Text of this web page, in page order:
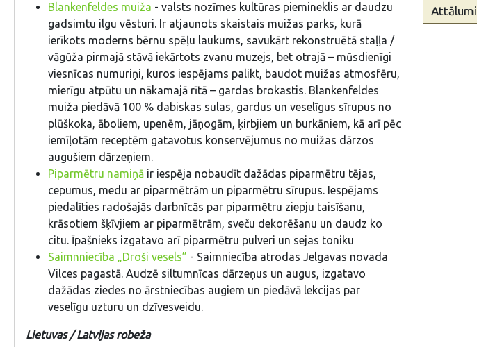
Blankenfeldes muiža - valsts nozīmes kultūras piemineklis ar daudzu
gadsimtu ilgu vēsturi. Ir atjaunots skaistais muižas parks, kurā
ierīkots moderns bērnu spēļu laukums, savukārt rekonstruētā staļļa /
vāgūža pirmajā stāvā iekārtots zvanu muzejs, bet otrajā – mūsdienīgi
viesnīcas numuriņi, kuros iespējams palikt, baudot muižas atmosfēru,
mierīgu atpūtu un nākamajā rītā – gardas brokastis. Blankenfeldes
muiža piedāvā 100 % dabiskas sulas, gardus un veselīgus sīrupus no
plūškoka, āboliem, upenēm, jāņogām, ķirbjiem un burkāniem, kā arī pēc
iemīļotām receptēm gatavotus konservējumus no muižas dārzos
augušiem dārzeņiem.
Piparmētru namiņā ir iespēja nobaudīt dažādas piparmētru tējas,
cepumus, medu ar piparmētrām un piparmētru sīrupus. Iespējams
piedalīties radošajās darbnīcās par piparmētru ziepju taisīšanu,
krāsotiem šķīvjiem ar piparmētrām, sveču dekorēšanu un daudz ko
citu. Īpašnieks izgatavo arī piparmētru pulveri un sejas toniku
Saimnniecība „Droši vesels” - Saimniecība atrodas Jelgavas novada
Vilces pagastā. Audzē siltumnīcas dārzeņus un augus, izgatavo
dažādas ziedes no ārstniecības augiem un piedāvā lekcijas par
veselīgu uzturu un dzīvesveidu.
Lietuvas / Latvijas robeža
Attālumi